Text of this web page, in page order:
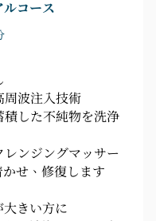
ルコース
周波注入技術
積した不純物を洗浄
ンジングマッサー
せ、修復します
きい方に